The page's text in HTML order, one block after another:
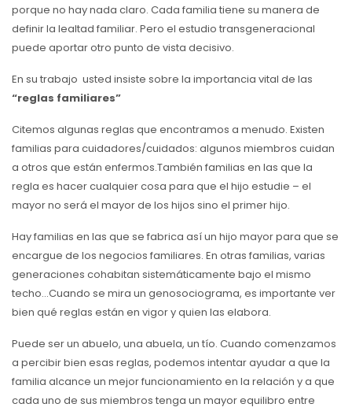
porque no hay nada claro. Cada familia tiene su manera de
definir la lealtad familiar. Pero el estudio transgeneracional
puede aportar otro punto de vista decisivo.
En su trabajo usted insiste sobre la importancia vital de las
“reglas familiares”
Citemos algunas reglas que encontramos a menudo. Existen
familias para cuidadores/cuidados: algunos miembros cuidan
a otros que están enfermos.También familias en las que la
regla es hacer cualquier cosa para que el hijo estudie – el
mayor no será el mayor de los hijos sino el primer hijo.
Hay familias en las que se fabrica así un hijo mayor para que se
encargue de los negocios familiares. En otras familias, varias
generaciones cohabitan sistemáticamente bajo el mismo
techo…Cuando se mira un genosociograma, es importante ver
bien qué reglas están en vigor y quien las elabora.
Puede ser un abuelo, una abuela, un tío. Cuando comenzamos
a percibir bien esas reglas, podemos intentar ayudar a que la
familia alcance un mejor funcionamiento en la relación y a que
cada uno de sus miembros tenga un mayor equilibro entre